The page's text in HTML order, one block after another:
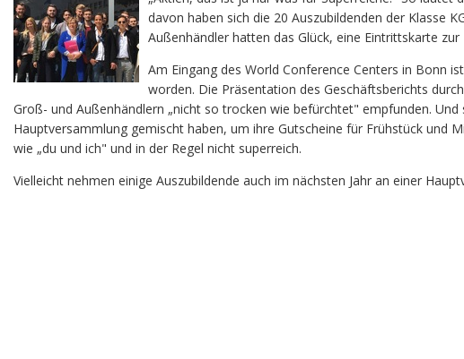
davon haben sich die 20 Auszubildenden der Klasse
Außenhändler hatten das Glück, eine Eintrittskarte
Am Eingang des World Conference Centers in Bonn
worden. Die Präsentation des Geschäftsberichts
Groß- und Außenhändlern „nicht so trocken wie befürchtet" empfunden.
Hauptversammlung gemischt haben, um ihre Gutscheine für Frühstück und
wie „du und ich" und in der Regel nicht superreich.
Vielleicht nehmen einige Auszubildende auch im nächsten Jahr an einer